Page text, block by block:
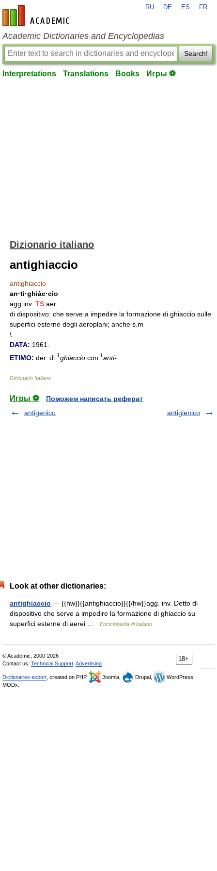
en-academic.com
RU DE ES FR
Academic Dictionaries and Encyclopedias
Search!
Interpretations Translations Books Игры ⚽
Dizionario italiano
antighiaccio
antighiaccio
an·ti·ghiàc·cio
agg.inv. TS aer.
di dispositivo: che serve a impedire la formazione di ghiaccio sulle
superfici esterne degli aeroplani; anche s.m
\
DATA: 1961.
ETIMO: der. di 1ghiaccio con 1anti-
Dizionario Italiano
Игры ⚽
Поможем написать реферат
antigenico
antigienico
Look at other dictionaries:
antighiaccio — {{hw}}{{antighiaccio}}{{/hw}}agg. inv. Detto di
dispositivo che serve a impedire la formazione di ghiaccio su
superfici esterne di aerei …
Enciclopedia di italiano
18+
© Academic, 2000-2026
Contact us: Technical Support Advertising
Dictionaries export , created on PHP, Joomla, Drupal,
WordPress,
MODx.